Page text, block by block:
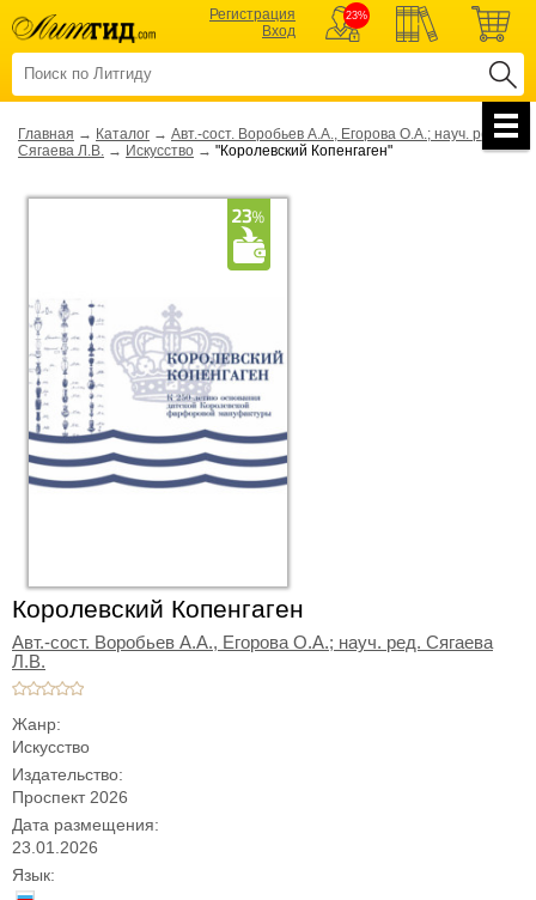
Регистрация
Вход
23%
Главная → Каталог → Авт.-сост. Воробьев А.А., Егорова О.А.; науч. ред.
Сягаева Л.В. → Искусство → "Королевский Копенгаген"
Королевский Копенгаген
Авт.-сост. Воробьев А.А., Егорова О.А.; науч. ред. Сягаева
Л.В.
Жанр:
Искусство
Издательство:
Проспект 2026
Дата размещения:
23.01.2026
Язык: